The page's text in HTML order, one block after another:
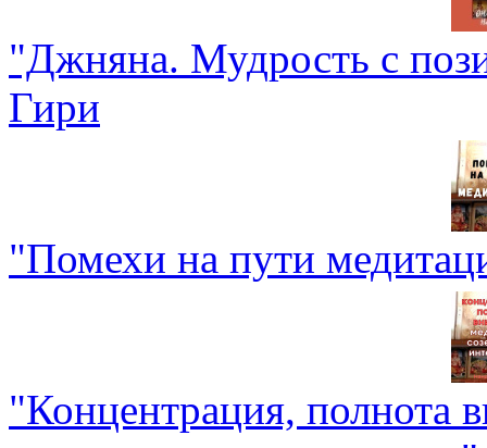
"Джняна. Мудрость с
Гири
"Помехи на пути
"Концентрация, полнота